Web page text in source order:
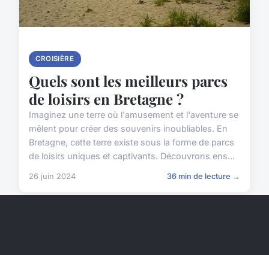
CROISIÈRE
Quels sont les meilleurs parcs
de loisirs en Bretagne ?
Imaginez une terre où l'amusement et l'aventure se
mêlent pour créer des souvenirs inoubliables. En
Bretagne, cette terre existe sous la forme de parcs
de loisirs uniques et captivants. Découvrons ens...
26 juin 2024 36 min de lecture →